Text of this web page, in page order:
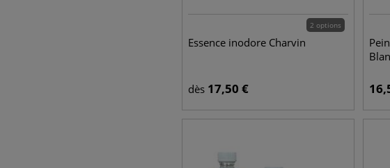
2 options
Essence inodore Charvin
dès 17,50 €